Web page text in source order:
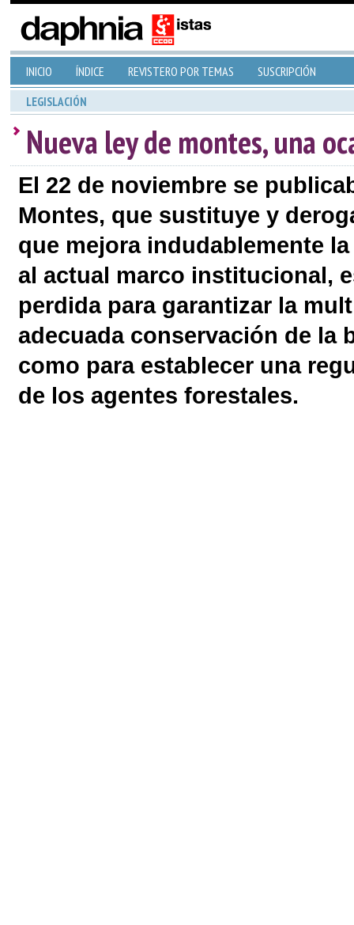
INICIO ÍNDICE REVISTERO POR TEMAS SUSCRIPCIÓN
LEGISLACIÓN
Nueva ley de montes, una
El 22 de noviembre se
Montes, que sustituye y
que mejora indudablemente
al actual marco institucional,
perdida para garantizar la
adecuada conservación de la
como para establecer una
de los agentes forestales.